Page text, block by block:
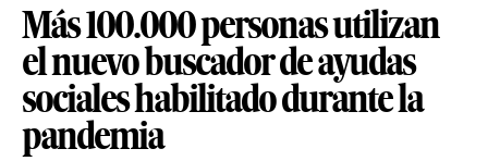
Más 100.000 personas utilizan
el nuevo buscador de ayudas
sociales habilitado durante la
pandemia